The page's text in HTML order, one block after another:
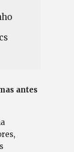
antes